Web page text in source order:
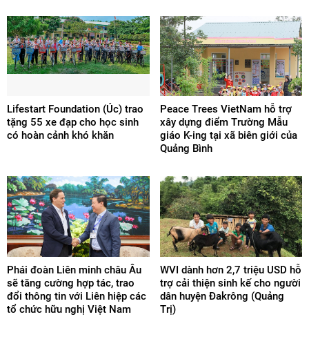
Lifestart Foundation (Úc) trao
tặng 55 xe đạp cho học sinh
có hoàn cảnh khó khăn
Peace Trees VietNam hỗ trợ
xây dựng điểm Trường Mẫu
giáo K-ing tại xã biên giới của
Quảng Bình
Phái đoàn Liên minh châu Âu
sẽ tăng cường hợp tác, trao
đổi thông tin với Liên hiệp các
tổ chức hữu nghị Việt Nam
WVI dành hơn 2,7 triệu USD hỗ
trợ cải thiện sinh kế cho người
dân huyện Đakrông (Quảng
Trị)